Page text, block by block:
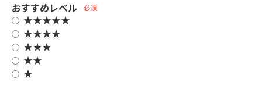
おすすめレベル 必須
★★★★★
★★★★
★★★
★★
★